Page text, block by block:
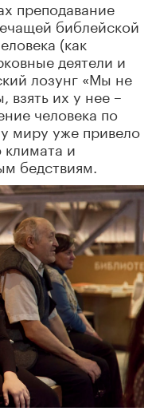
преподавание
библейской
(как
деятели и
лозунг «Мы не
их у нее –
человека по
миру уже привело
и
бедствиям.